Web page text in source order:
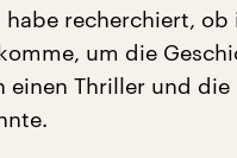
habe recherchiert, ob
um die
einen Thriller und